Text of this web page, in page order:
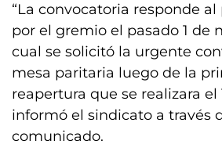
“La convocatoria responde
por el gremio el pasado 1 de
cual se solicitó la urgente
mesa paritaria luego de la
reapertura que se realizara el
informó el sindicato a través
comunicado.